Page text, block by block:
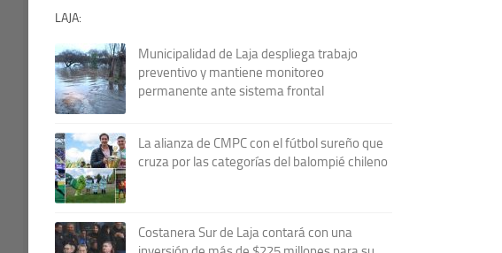
LAJA:
Municipalidad de Laja despliega trabajo
preventivo y mantiene monitoreo
permanente ante sistema frontal
La alianza de CMPC con el fútbol sureño que
cruza por las categorías del balompié chileno
Costanera Sur de Laja contará con una